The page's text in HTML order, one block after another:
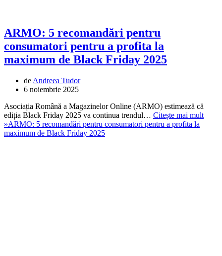
ARMO: 5 recomandări pentru
consumatori pentru a profita la
maximum de Black Friday 2025
de Andreea Tudor
6 noiembrie 2025
Asociația Română a Magazinelor Online (ARMO) estimează că
ediția Black Friday 2025 va continua trendul… Citește mai mult
»ARMO: 5 recomandări pentru consumatori pentru a profita la
maximum de Black Friday 2025